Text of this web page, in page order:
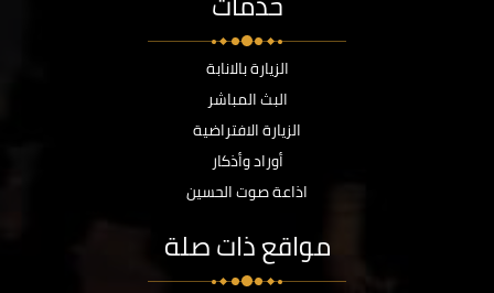
الزيارة بالانابة
البث المباشر
الزيارة الافتراضية
أوراد وأذكار
اذاعة صوت الحسين
مواقع ذات صلة